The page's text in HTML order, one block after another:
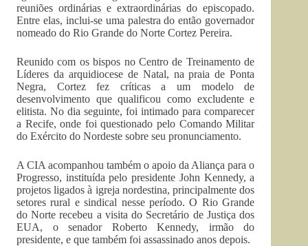
reuniões ordinárias e extraordinárias do episcopado.
Entre elas, inclui-se uma palestra do então governador
nomeado do Rio Grande do Norte Cortez Pereira.
Reunido com os bispos no Centro de Treinamento de
Líderes da arquidiocese de Natal, na praia de Ponta
Negra, Cortez fez críticas a um modelo de
desenvolvimento que qualificou como excludente e
elitista. No dia seguinte, foi intimado para comparecer
a Recife, onde foi questionado pelo Comando Militar
do Exército do Nordeste sobre seu pronunciamento.
A CIA acompanhou também o apoio da Aliança para o
Progresso, instituída pelo presidente John Kennedy, a
projetos ligados à igreja nordestina, principalmente dos
setores rural e sindical nesse período. O Rio Grande
do Norte recebeu a visita do Secretário de Justiça dos
EUA, o senador Roberto Kennedy, irmão do
presidente, e que também foi assassinado anos depois.